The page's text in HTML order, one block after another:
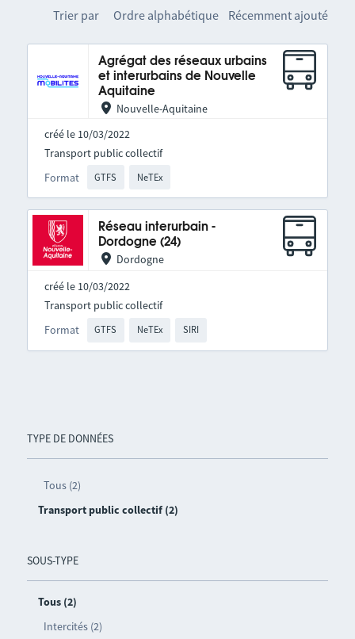
TYPE DE DONNÉES
Tous (2)
Transport public collectif (2)
SOUS-TYPE
Tous (2)
Intercités (2)
Trier par Ordre alphabétique Récemment ajouté
Agrégat des réseaux urbains
et interurbains de Nouvelle
Aquitaine
Nouvelle-Aquitaine
créé le 10/03/2022
Format GTFS NeTEx
Transport public collectif
Réseau interurbain -
Dordogne (24)
Dordogne
créé le 10/03/2022
Format GTFS NeTEx SIRI
Transport public collectif